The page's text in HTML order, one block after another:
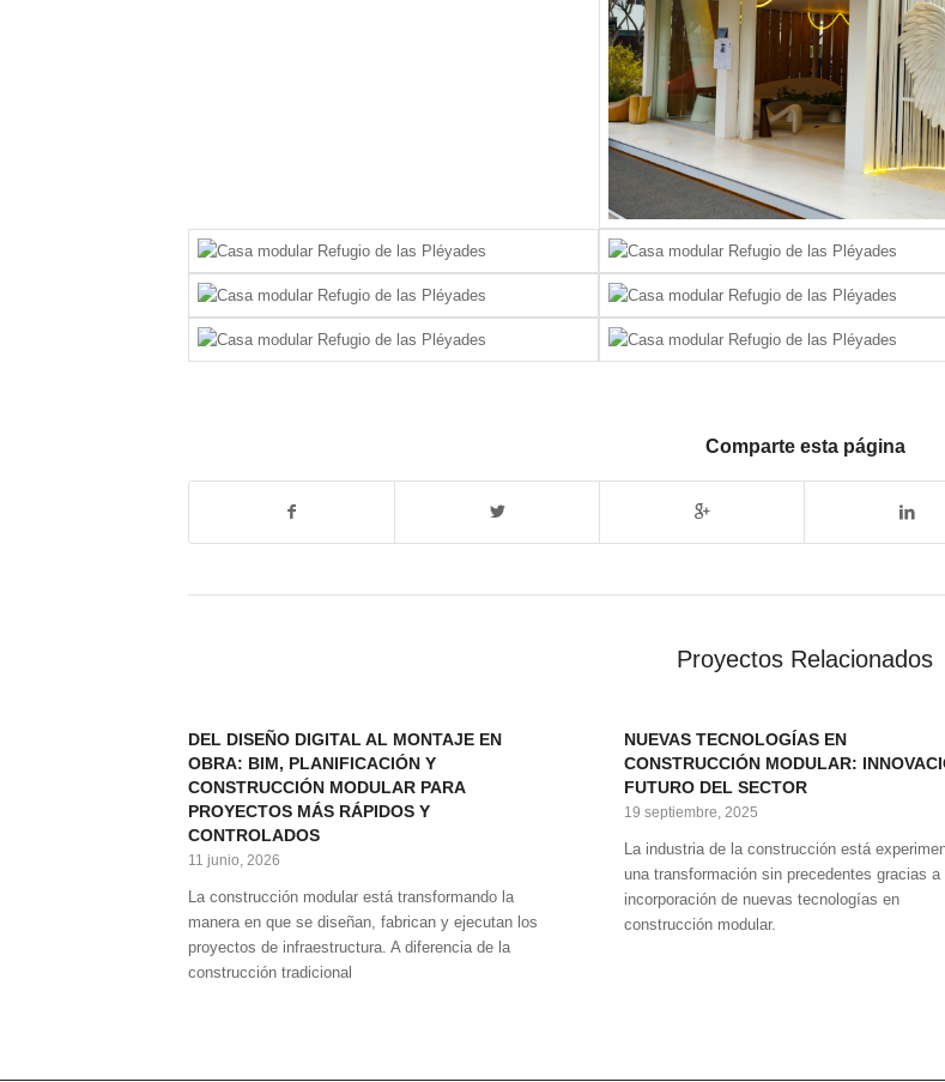
Comparte esta página
Proyectos Relacionados
DEL DISEÑO DIGITAL AL MONTAJE EN
OBRA: BIM, PLANIFICACIÓN Y
CONSTRUCCIÓN MODULAR PARA
PROYECTOS MÁS RÁPIDOS Y
CONTROLADOS
11 junio, 2026
La construcción modular está transformando la
manera en que se diseñan, fabrican y ejecutan los
proyectos de infraestructura. A diferencia de la
construcción tradicional
NUEVAS TECNOLOGÍAS EN
CONSTRUCCIÓN MODULAR:
FUTURO DEL SECTOR
19 septiembre, 2025
La industria de la construcción está
una transformación sin precedentes gracias a
incorporación de nuevas tecnologías en
construcción modular.